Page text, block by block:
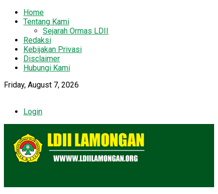
Home
Tentang Kami
Sejarah Ormas LDII
Redaksi
Kebijakan Privasi
Disclaimer
Hubungi Kami
Friday, August 7, 2026
Login